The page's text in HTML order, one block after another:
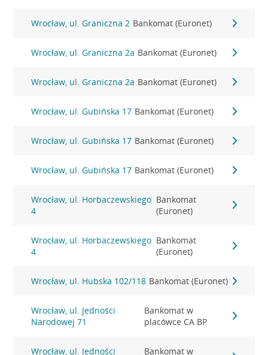
Wrocław, ul. Graniczna 2 Bankomat (Euronet)
Wrocław, ul. Graniczna 2a Bankomat (Euronet)
Wrocław, ul. Graniczna 2a Bankomat (Euronet)
Wrocław, ul. Gubińska 17 Bankomat (Euronet)
Wrocław, ul. Gubińska 17 Bankomat (Euronet)
Wrocław, ul. Gubińska 17 Bankomat (Euronet)
Wrocław, ul. Horbaczewskiego
4
Bankomat
(Euronet)
Wrocław, ul. Horbaczewskiego
4
Bankomat
(Euronet)
Wrocław, ul. Hubska 102/118 Bankomat (Euronet)
Wrocław, ul. Jedności
Narodowej 71
Bankomat w
placówce CA BP
Wrocław, ul. Jedności
Bankomat w